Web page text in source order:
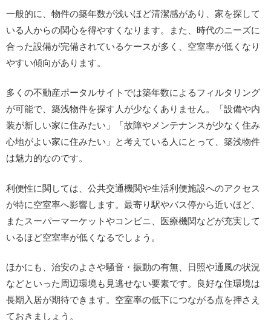
一般的に、物件の築年数が浅いほど清潔感があり、家を探して
いる人からの関心を得やすくなります。また、時代のニーズに
合った設備が完備されているケースが多く、空室率が低くなり
やすい傾向があります。
多くの不動産ポータルサイトでは築年数によるフィルタリング
が可能で、築浅物件を探す人が少なくありません。「設備や内
装が新しい家に住みたい」「故障やメンテナンスが少なく住み
心地がよい家に住みたい」と考えている人にとって、築浅物件
は魅力的なのです。
利便性に関しては、公共交通機関や生活利便施設へのアクセス
が特に空室率へ影響します。最寄り駅やバス停から近いほど、
またスーパーマーケットやコンビニ、医療機関などが充実して
いるほど空室率が低くなるでしょう。
ほかにも、治安のよさや騒音・振動の有無、日照や通風の状況
などといった周辺環境も見逃せない要素です。良好な住環境は
長期入居が期待できます。空室率の低下につながる点を押さえ
ておきましょう。